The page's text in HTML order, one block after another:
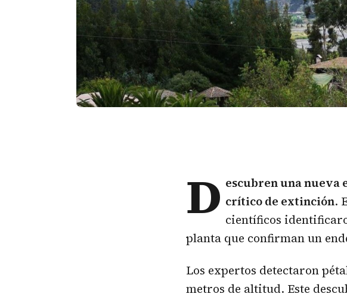
D escubren una nueva
crítico de extinción.
científicos
planta que confirman un
Los expertos detectaron
metros de altitud. Este